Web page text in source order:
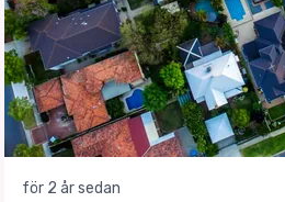
för 2 år sedan